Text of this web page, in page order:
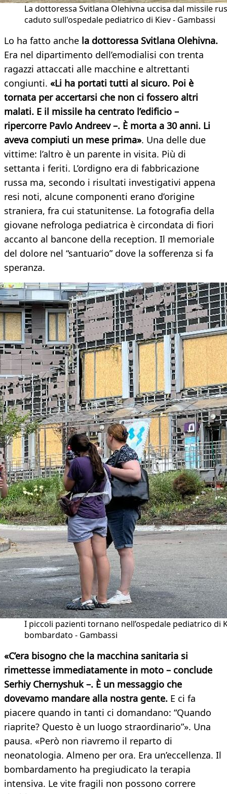
La dottoressa Svitlana Olehivna uccisa dal missile
caduto sull'ospedale pediatrico di Kiev - Gambassi
Lo ha fatto anche la dottoressa Svitlana Olehivna.
Era nel dipartimento dell’emodialisi con trenta
ragazzi attaccati alle macchine e altrettanti
congiunti. «Li ha portati tutti al sicuro. Poi è
tornata per accertarsi che non ci fossero altri
malati. E il missile ha centrato l’edificio –
ripercorre Pavlo Andreev –. È morta a 30 anni. Li
aveva compiuti un mese prima». Una delle due
vittime: l’altro è un parente in visita. Più di
settanta i feriti. L’ordigno era di fabbricazione
russa ma, secondo i risultati investigativi appena
resi noti, alcune componenti erano d’origine
straniera, fra cui statunitense. La fotografia della
giovane nefrologa pediatrica è circondata di fiori
accanto al bancone della reception. Il memoriale
del dolore nel “santuario” dove la sofferenza si fa
speranza.
I piccoli pazienti tornano nell’ospedale pediatrico di
bombardato - Gambassi
«C’era bisogno che la macchina sanitaria si
rimettesse immediatamente in moto – conclude
Serhiy Chernyshuk –. È un messaggio che
dovevamo mandare alla nostra gente. E ci fa
piacere quando in tanti ci domandano: “Quando
riaprite? Questo è un luogo straordinario”». Una
pausa. «Però non riavremo il reparto di
neonatologia. Almeno per ora. Era un’eccellenza. Il
bombardamento ha pregiudicato la terapia
intensiva. Le vite fragili non possono correre